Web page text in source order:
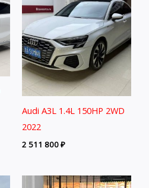
Audi A3L 1.4L 150HP 2WD
2022
2 511 800₽